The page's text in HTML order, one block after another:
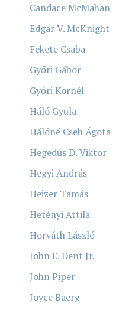
Candace McMahan
Edgar V. McKnight
Fekete Csaba
Győri Gábor
Győri Kornél
Háló Gyula
Hálóné Cseh Ágota
Hegedűs D. Viktor
Hegyi András
Heizer Tamás
Hetényi Attila
Horváth László
John E. Dent Jr.
John Piper
Joyce Baerg